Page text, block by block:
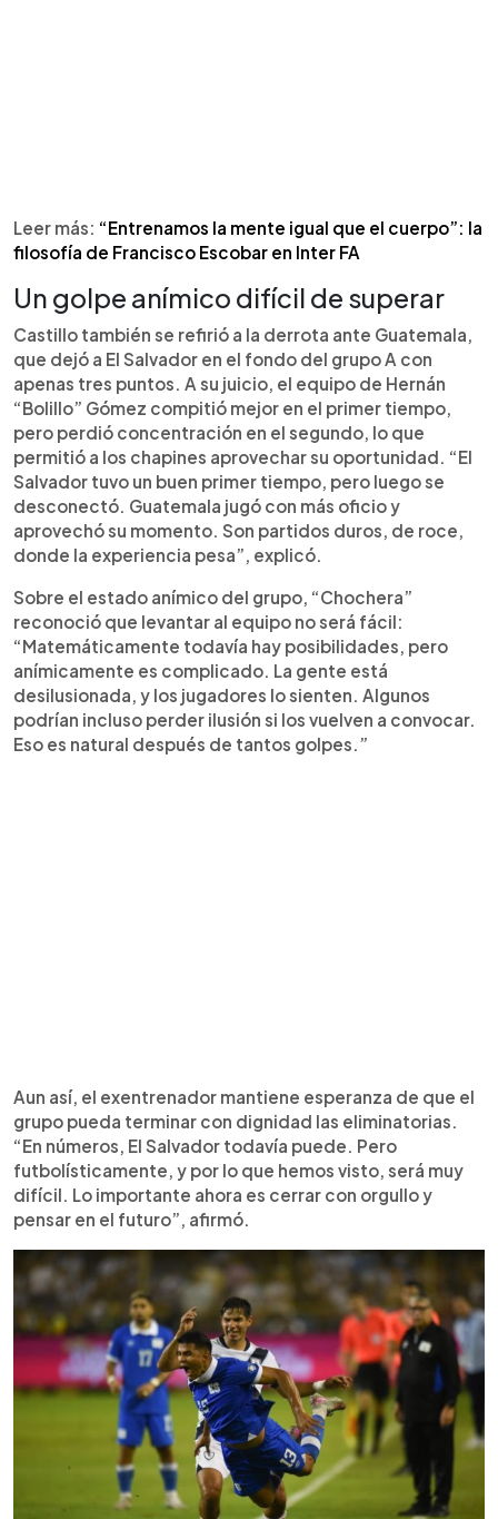
Leer más: “Entrenamos la mente igual que el cuerpo”: la
filosofía de Francisco Escobar en Inter FA
Un golpe anímico difícil de superar
Castillo también se refirió a la derrota ante Guatemala,
que dejó a El Salvador en el fondo del grupo A con
apenas tres puntos. A su juicio, el equipo de Hernán
“Bolillo” Gómez compitió mejor en el primer tiempo,
pero perdió concentración en el segundo, lo que
permitió a los chapines aprovechar su oportunidad. “El
Salvador tuvo un buen primer tiempo, pero luego se
desconectó. Guatemala jugó con más oficio y
aprovechó su momento. Son partidos duros, de roce,
donde la experiencia pesa”, explicó.
Sobre el estado anímico del grupo, “Chochera”
reconoció que levantar al equipo no será fácil:
“Matemáticamente todavía hay posibilidades, pero
anímicamente es complicado. La gente está
desilusionada, y los jugadores lo sienten. Algunos
podrían incluso perder ilusión si los vuelven a convocar.
Eso es natural después de tantos golpes.”
Aun así, el exentrenador mantiene esperanza de que el
grupo pueda terminar con dignidad las eliminatorias.
“En números, El Salvador todavía puede. Pero
futbolísticamente, y por lo que hemos visto, será muy
difícil. Lo importante ahora es cerrar con orgullo y
pensar en el futuro”, afirmó.